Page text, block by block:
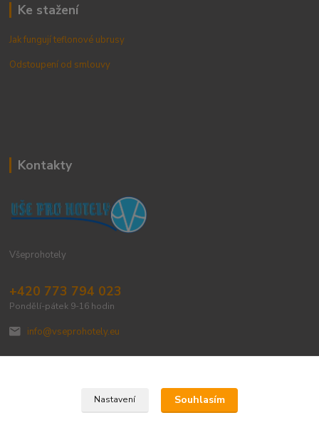
Ke stažení
Jak fungují teflonové ubrusy
Odstoupení od smlouvy
Kontakty
Všeprohotely
+420 773 794 023
Pondělí-pátek 9-16 hodin
info@vseprohotely.eu
Upravit sběr cookies.
Nastavení Souhlasím